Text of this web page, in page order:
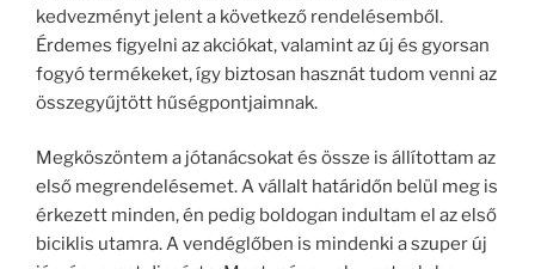
kedvezményt jelent a következő rendelésemből.
Érdemes figyelni az akciókat, valamint az új és gyorsan
fogyó termékeket, így biztosan hasznát tudom venni az
összegyűjtött hűségpontjaimnak.
Megköszöntem a jótanácsokat és össze is állítottam az
első megrendelésemet. A vállalt határidőn belül meg is
érkezett minden, én pedig boldogan indultam el az első
biciklis utamra. A vendéglőben is mindenki a szuper új